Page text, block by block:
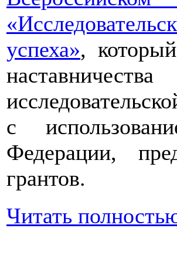
успеха»,
с
Федерации,
грантов.
Читать